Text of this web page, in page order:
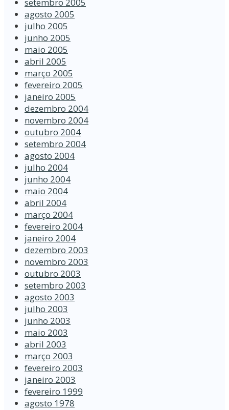
agosto 2005
julho 2005
junho 2005
maio 2005
abril 2005
março 2005
fevereiro 2005
janeiro 2005
dezembro 2004
novembro 2004
outubro 2004
setembro 2004
agosto 2004
julho 2004
junho 2004
maio 2004
abril 2004
março 2004
fevereiro 2004
janeiro 2004
dezembro 2003
novembro 2003
outubro 2003
setembro 2003
agosto 2003
julho 2003
junho 2003
maio 2003
abril 2003
março 2003
fevereiro 2003
janeiro 2003
fevereiro 1999
agosto 1978